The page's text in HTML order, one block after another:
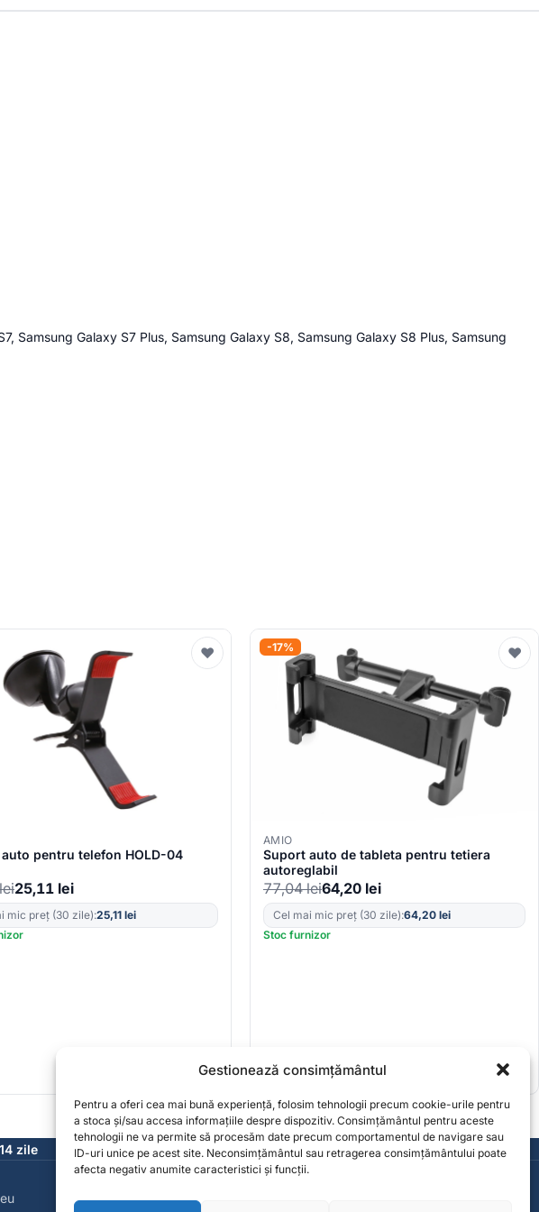
Gestionează consimțământul
Pentru a oferi cea mai bună experiență, folosim tehnologii precum cookie-urile pentru
a stoca și/sau accesa informațiile despre dispozitiv. Consimțământul pentru aceste
tehnologii ne va permite să procesăm date precum comportamentul de navigare sau
ID-uri unice pe acest site. Neconsimțământul sau retragerea consimțământului poate
afecta negativ anumite caracteristici și funcții.
Samsung Galaxy S7 Plus, Samsung Galaxy S8, Samsung Galaxy S8 Plus, Samsung
♥
pentru telefon HOLD-04
lei25,11 lei
mic preț (30 zile):25,11 lei
-17% ♥
AMIO
Suport auto de tableta pentru tetiera
autoreglabil
77,04lei64,20 lei
Cel mai mic preț (30 zile):64,20 lei
Stoc furnizor
zile Consultanță de la specialiști
Contact